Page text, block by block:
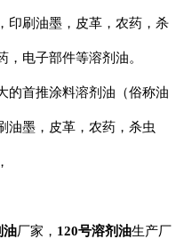
印刷油墨，皮革，农药，杀
电子部件等溶剂油。
的首推涂料溶剂油（俗称油
油墨，皮革，农药，杀虫
油厂家， 120号溶剂油生产厂